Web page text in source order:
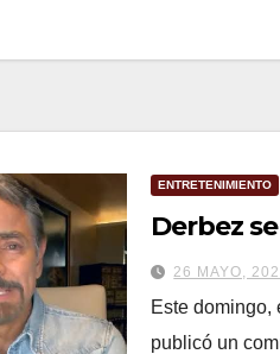
ENTRETENIMIENTO
Derbez
26 MAYO,
Este domingo,
publicó un